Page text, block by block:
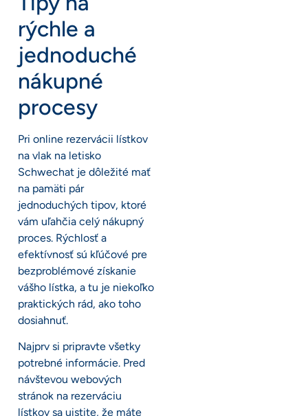
rýchle a
jednoduché
nákupné
procesy
Pri online rezervácii lístkov
na vlak na letisko
Schwechat je dôležité mať
na pamäti pár
jednoduchých tipov, ktoré
vám uľahčia celý nákupný
proces. Rýchlosť a
efektívnosť sú kľúčové pre
bezproblémové získanie
vášho lístka, a tu je niekoľko
praktických rád, ako toho
dosiahnuť.
Najprv si pripravte všetky
potrebné informácie. Pred
návštevou webových
stránok na rezerváciu
lístkov sa uistite, že máte